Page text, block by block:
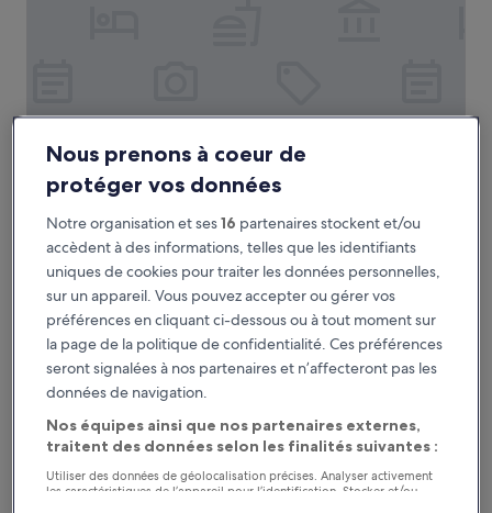
Magnificent Mile
Hébergement
4.0 étoiles
Streeterville, à 1,3 km de : Navy Pier
sur
10,
Excellent,
(2 555 avis)
8,8/10 Excellent (2 555 avis)
Le
nouveau
de
165 €
165 €
taxes et frais compris
Swissotel - Chicago
Nous prenons à coeur de
protéger vos données
Notre organisation et ses16 partenaires stockent et/ou
accèdent à des informations, telles que les identifiants
uniques de cookies pour traiter les données personnelles,
sur un appareil. Vous pouvez accepter ou gérer vos
préférences en cliquant ci-dessous ou à tout moment sur
la page de la politique de confidentialité. Ces préférences
seront signalées à nos partenaires et n’affecteront pas les
données de navigation.
Nos équipes ainsi que nos partenaires externes,
traitent des données selon les finalités suivantes :
Utiliser des données de géolocalisation précises. Analyser activement
les caractéristiques de l’appareil pour l’identification. Stocker et/ou